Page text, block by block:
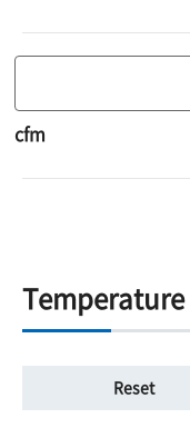
cfm
Temperature